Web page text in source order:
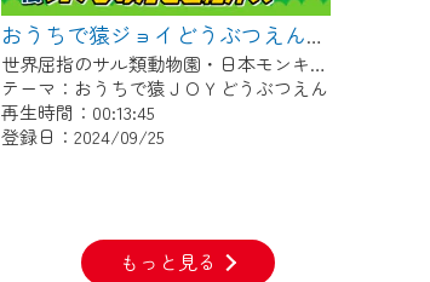
おうちで猿ジョイどうぶつえん～霊長類だけじゃない！？ 夏休みは日本モンキーセンターへ！～（2024年8月16日初回放送）
世界屈指のサル類動物園・日本モンキーセンター協力の親子で学べる動物番組。
テーマ：おうちで猿ＪＯＹどうぶつえん
再生時間：00:13:45
登録日：2024/09/25
もっと見る